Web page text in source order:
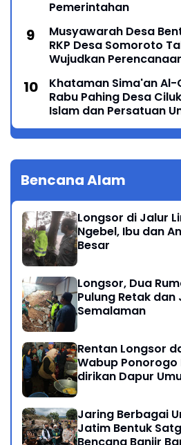
Pemerintahan
Musyawarah Desa
RKP Desa Somoroto
Wujudkan
Khataman Sima'an
Rabu Pahing Desa
Islam dan Persatuan
Kauman
Bencana Alam
Longsor di Jalur
Ngebel, Ibu dan
Besar
Longsor, Dua
Pulung Retak
Semalaman
Rentan Longsor
Wabup Ponorogo
dirikan Dapur
Jaring Berbagai
Jatim Bentuk